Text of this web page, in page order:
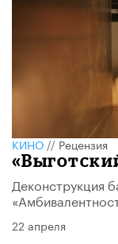
КИНО//Рецензия
Деконструкция
22 апреля